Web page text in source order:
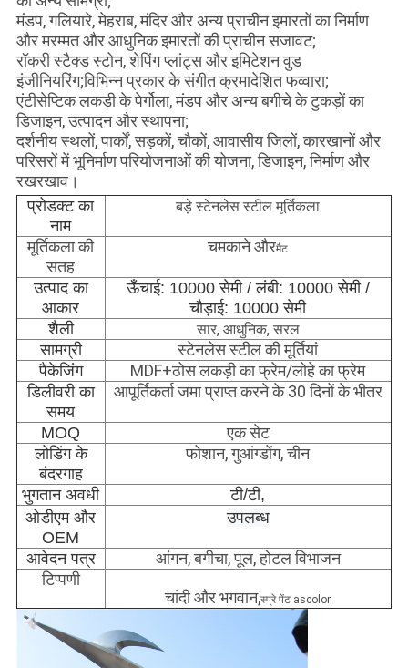
मंडप, गलियारे, मेहराब, मंदिर और अन्य प्राचीन इमारतों का निर्माण
और मरम्मत और आधुनिक इमारतों की प्राचीन सजावट;
रॉकरी स्टैक्ड स्टोन, शेपिंग प्लांट्स और इमिटेशन वुड
इंजीनियरिंग;विभिन्न प्रकार के संगीत क्रमादेशित फव्वारा;
एंटीसेप्टिक लकड़ी के पेर्गोला, मंडप और अन्य बगीचे के टुकड़ों का
डिजाइन, उत्पादन और स्थापना;
दर्शनीय स्थलों, पार्कों, सड़कों, चौकों, आवासीय जिलों, कारखानों और
परिसरों में भूनिर्माण परियोजनाओं की योजना, डिजाइन, निर्माण और
रखरखाव।
प्रोडक्ट का
नाम
बड़े स्टेनलेस स्टील मूर्तिकला
मूर्तिकला की
सतह
चमकाने औरमैट
उत्पाद का
आकार
ऊँचाई: 10000 सेमी / लंबी: 10000 सेमी /
चौड़ाई: 10000 सेमी
शैली
सार, आधुनिक, सरल
सामग्री स्टेनलेस स्टील की मूर्तियां
पैकेजिंग MDF+ठोस लकड़ी का फ्रेम/लोहे का फ्रेम
डिलीवरी का
समय
आपूर्तिकर्ता जमा प्राप्त करने के 30 दिनों के भीतर
MOQ एक सेट
लोडिंग के
बंदरगाह
फोशान, गुआंग्डोंग, चीन
भुगतान अवधी
टी/टी,
ओडीएम और
OEM
उपलब्ध
आवेदन पत्र
आंगन, बगीचा, पूल, होटल विभाजन
टिप्पणी
चांदी और भगवान,स्प्रे पेंट ascolor